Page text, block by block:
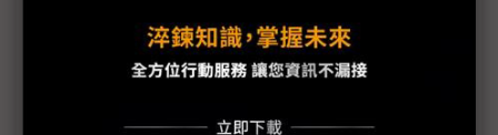
裕融嚴陳莉蓮：汽車、出行與用車事業的協同發展
AI應用與綠能發展推動創新
回應232關稅優惠上路 東陽：對台灣汽車零件產業